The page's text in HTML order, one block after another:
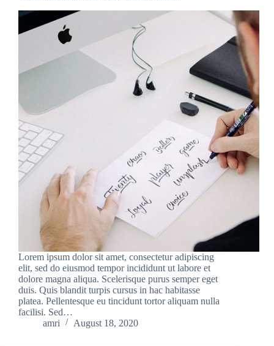
Lorem ipsum dolor sit amet, consectetur adipiscing
elit, sed do eiusmod tempor incididunt ut labore et
dolore magna aliqua. Scelerisque purus semper eget
duis. Quis blandit turpis cursus in hac habitasse
platea. Pellentesque eu tincidunt tortor aliquam nulla
facilisi. Sed…
amri
August 18, 2020